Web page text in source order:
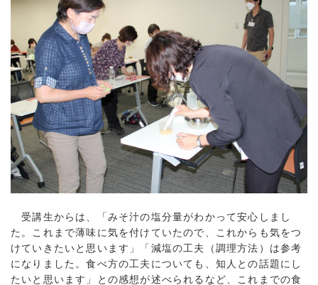
受講生からは、「みそ汁の塩分量がわかって安心しまし
た。これまで薄味に気を付けていたので、これからも気をつ
けていきたいと思います」「減塩の工夫（調理方法）は参考
になりました。食べ方の工夫についても、知人との話題にし
たいと思います」との感想が述べられるなど、これまでの食